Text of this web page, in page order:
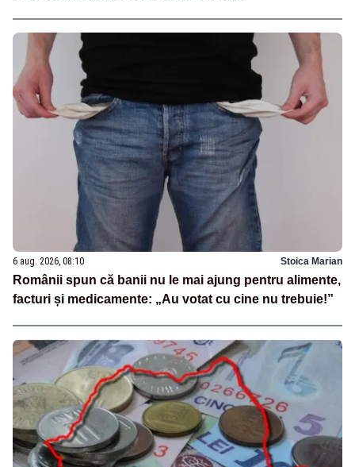
6 aug. 2026, 08:10 Stoica Marian
Românii spun că banii nu le mai ajung pentru alimente,
facturi și medicamente: „Au votat cu cine nu trebuie!”